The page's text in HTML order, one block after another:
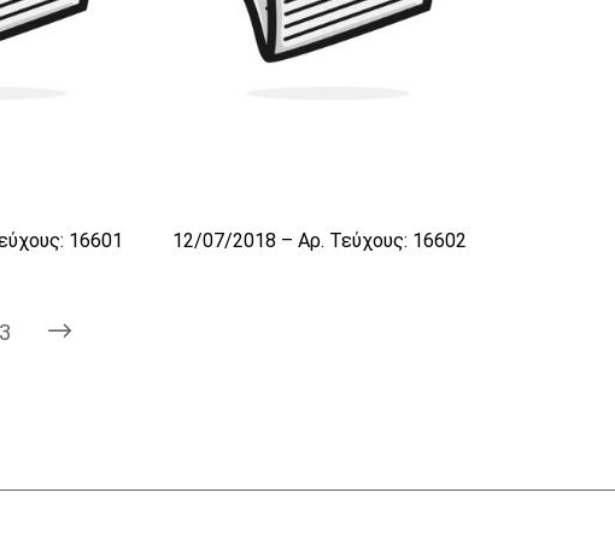
16601 12/07/2018 – Αρ. Τεύχους: 16602
3